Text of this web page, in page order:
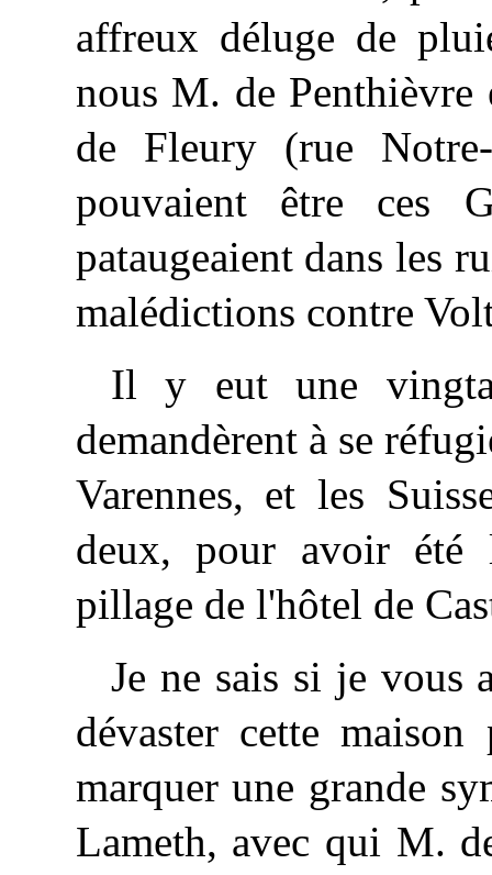
affreux déluge de
nous M. de
de Fleury (rue Notre-
pouvaient être ces
pataugeaient dans les
malédictions contre
Il y eut une
demandèrent à se
Varennes, et les
deux, pour avoir été
pillage de l'hôtel de
Je ne sais si je vous
dévaster cette
marquer une grande
Lameth, avec qui M.